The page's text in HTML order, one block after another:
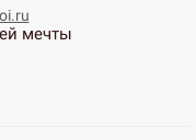
мечты